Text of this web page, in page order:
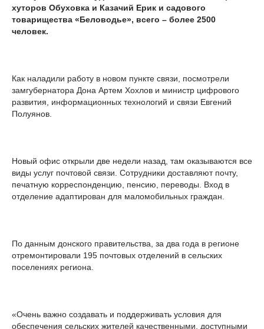
хуторов Обуховка и Казачий Ерик и садового
товарищества «Беловодье», всего – более 2500
человек.
Как наладили работу в новом пункте связи, посмотрели
замгубернатора Дона Артем Хохлов и министр цифрового
развития, информационных технологий и связи Евгений
Полуянов.
Новый офис открыли две недели назад, там оказываются все
виды услуг почтовой связи. Сотрудники доставляют почту,
печатную корреспонденцию, пенсию, переводы. Вход в
отделение адаптирован для маломобильных граждан.
По данным донского правительства, за два года в регионе
отремонтировали 195 почтовых отделений в сельских
поселениях региона.
«Очень важно создавать и поддерживать условия для
обеспечения сельских жителей качественными, доступными